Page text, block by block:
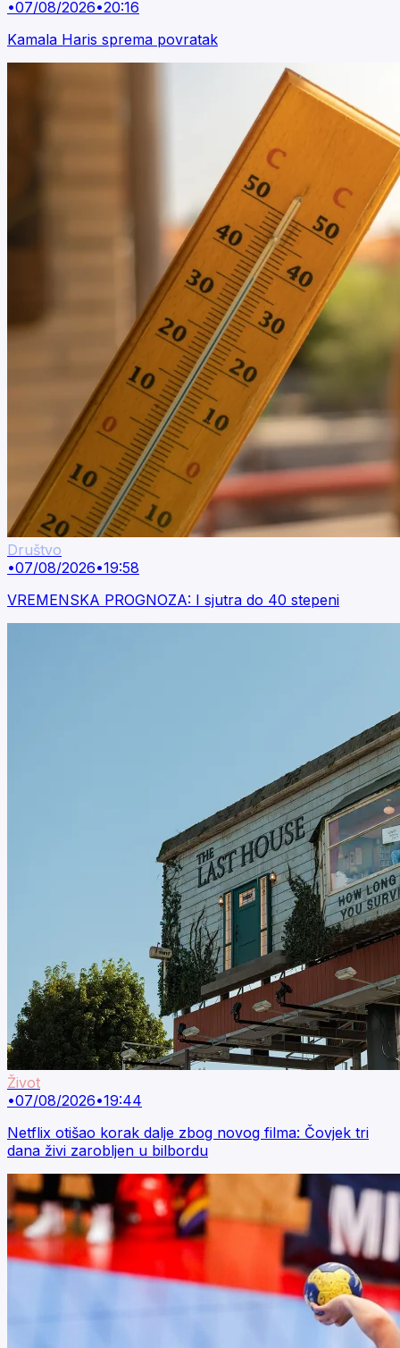
•07/08/2026•20:16
Kamala Haris sprema povratak
Društvo
•07/08/2026•19:58
VREMENSKA PROGNOZA: I sjutra do 40 stepeni
Život
•07/08/2026•19:44
Netflix otišao korak dalje zbog novog filma: Čovjek tri
dana živi zarobljen u bilbordu